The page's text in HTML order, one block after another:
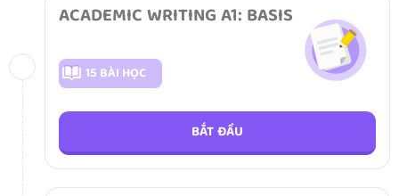
ACADEMIC WRITING A1: BASIS
15 BÀI HỌC
BẮT ĐẦU